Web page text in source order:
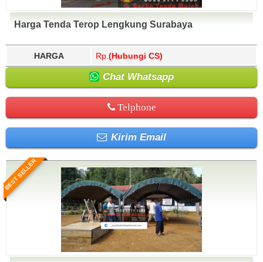
Harga Tenda Terop Lengkung Surabaya
HARGA Rp. (Hubungi CS)
Chat Whatsapp
Telphone
Kirim Email
BEST SELLER